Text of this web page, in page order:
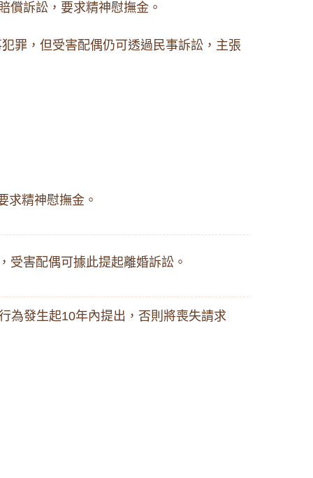
償訴訟，要求精神慰撫金。​
罪，但受害配偶仍可透過民事訴訟，主張
求精神慰撫金。​
受害配偶可據此提起離婚訴訟。​
為發生起10年內提出，否則將喪失請求